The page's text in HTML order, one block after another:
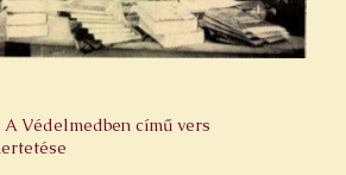
A Védelmedben című vers